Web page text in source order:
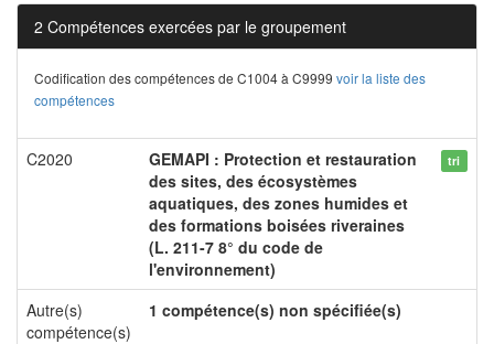
2 Compétences exercées par le groupement
Codification des compétences de C1004 à C9999 voir la liste des
compétences
C2020
GEMAPI : Protection et restauration
des sites, des écosystèmes
aquatiques, des zones humides et
des formations boisées riveraines
(L. 211-7 8° du code de
l'environnement)
tri
Autre(s)
compétence(s)
1 compétence(s) non spécifiée(s)